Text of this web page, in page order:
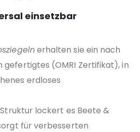
einsetzbar
erhalten sie ein nach
(OMRI Zertifikat), in
erdloses
lockert es Beete &
für verbesserten